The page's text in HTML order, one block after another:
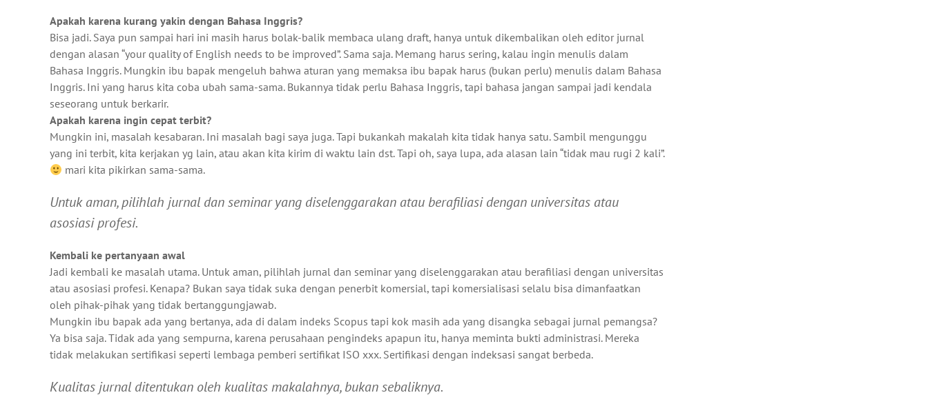
Apakah karena kurang yakin dengan Bahasa Inggris?
Bisa jadi. Saya pun sampai hari ini masih harus bolak-balik membaca ulang draft, hanya untuk dikembalikan oleh editor jurnal
dengan alasan “your quality of English needs to be improved”. Sama saja. Memang harus sering, kalau ingin menulis dalam
Bahasa Inggris. Mungkin ibu bapak mengeluh bahwa aturan yang memaksa ibu bapak harus (bukan perlu) menulis dalam Bahasa
Inggris. Ini yang harus kita coba ubah sama-sama. Bukannya tidak perlu Bahasa Inggris, tapi bahasa jangan sampai jadi kendala
seseorang untuk berkarir.
Apakah karena ingin cepat terbit?
Mungkin ini, masalah kesabaran. Ini masalah bagi saya juga. Tapi bukankah makalah kita tidak hanya satu. Sambil mengunggu
yang ini terbit, kita kerjakan yg lain, atau akan kita kirim di waktu lain dst. Tapi oh, saya lupa, ada alasan lain “tidak mau rugi 2 kali”.
mari kita pikirkan sama-sama.
Untuk aman, pilihlah jurnal dan seminar yang diselenggarakan atau berafiliasi dengan universitas atau
asosiasi profesi.
Kembali ke pertanyaan awal
Jadi kembali ke masalah utama. Untuk aman, pilihlah jurnal dan seminar yang diselenggarakan atau berafiliasi dengan universitas
atau asosiasi profesi. Kenapa? Bukan saya tidak suka dengan penerbit komersial, tapi komersialisasi selalu bisa dimanfaatkan
oleh pihak-pihak yang tidak bertanggungjawab.
Mungkin ibu bapak ada yang bertanya, ada di dalam indeks Scopus tapi kok masih ada yang disangka sebagai jurnal pemangsa?
Ya bisa saja. Tidak ada yang sempurna, karena perusahaan pengindeks apapun itu, hanya meminta bukti administrasi. Mereka
tidak melakukan sertifikasi seperti lembaga pemberi sertifikat ISO xxx. Sertifikasi dengan indeksasi sangat berbeda.
Kualitas jurnal ditentukan oleh kualitas makalahnya, bukan sebaliknya.